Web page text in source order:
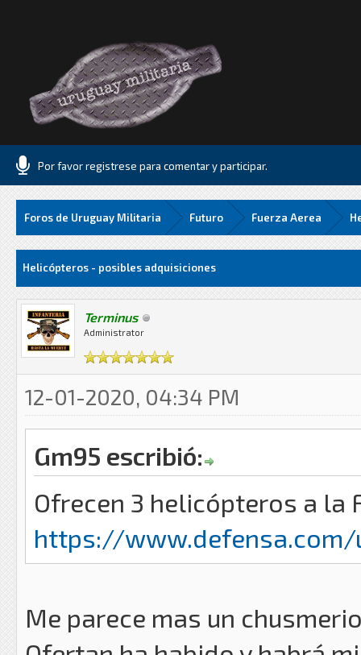
Por favor registrese para comentar y participar.
Foros de Uruguay Militaria Futuro Fuerza Aerea
MediaHelicópteros - posibles adquisiciones
Terminus
Administrator
12-01-2020, 04:34 PM
Gm95 escribió:
Ofrecen 3 helicópteros a la
https://www.defensa.com/
Me parece mas un